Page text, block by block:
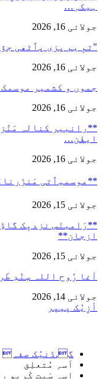
ہیکہِ…
جولائی 16, 2026
"تمِ یم پزی پٲٹھی
جولائی 16, 2026
جموں و کشمیر موسمک
جولائی 16, 2026
ایفَن…
جولائی 16, 2026
**موسمیٲتی
جولائی 15, 2026
**رَامبنَس نزدیٖک
ازجان**
جولائی 15, 2026
آغا رُوح اللہ سٕنٛدِ
جولائی 14, 2026
أزِیُک پیپر
گ.ڈنیُک صفہ
اَسہِ مُتعلِق
اسہِ سْیت کْریو